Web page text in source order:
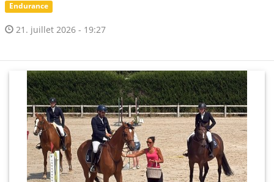
Endurance
21. juillet 2026 - 19:27